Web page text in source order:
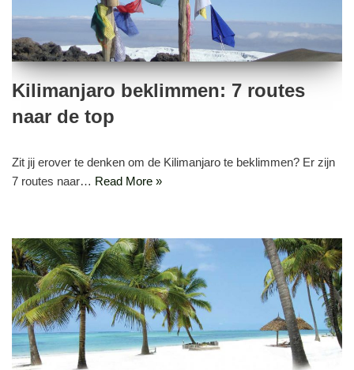
Kilimanjaro beklimmen: 7 routes
naar de top
Zit jij erover te denken om de Kilimanjaro te beklimmen? Er zijn
7 routes naar… Read More »